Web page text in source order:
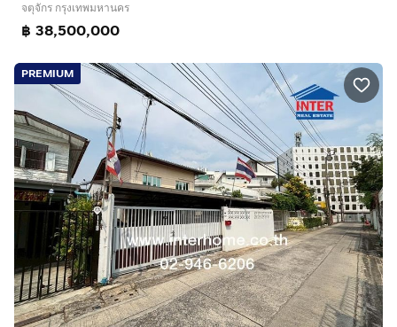
จตุจักร กรุงเทพมหานคร
฿ 38,500,000
PREMIUM